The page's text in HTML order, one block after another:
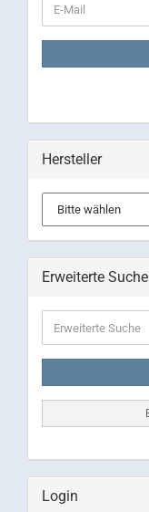
ZUR
E-
Mail
Hersteller
Erweiterte Suche
Suche
Login